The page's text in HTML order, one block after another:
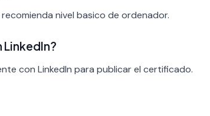
nivel basico de ordenador.
con LinkedIn para publicar el certificado.